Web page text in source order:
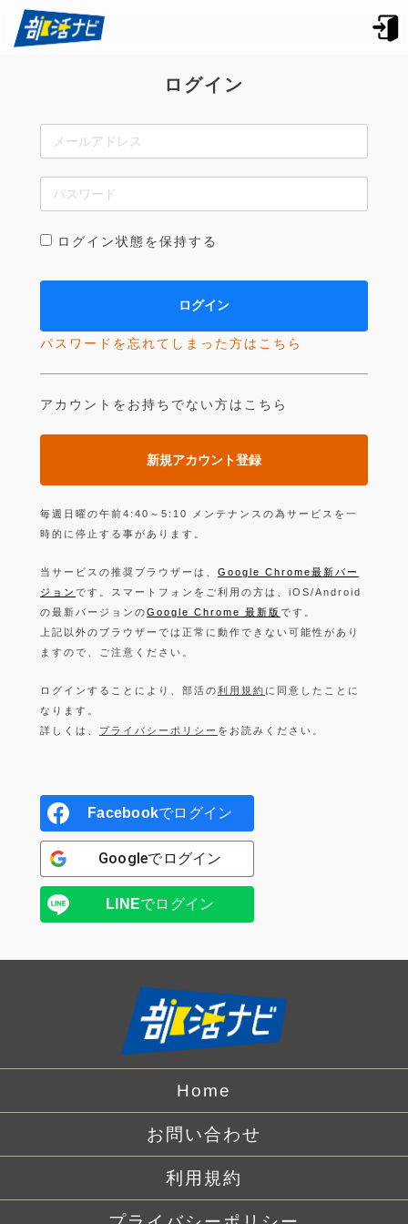
ログイン
ログイン状態を保持する
パスワードを忘れてしまった方はこちら
アカウントをお持ちでない方はこちら
新規アカウント登録
毎週日曜の午前4:40～5:10 メンテナンスの為サービスを一
時的に停止する事があります。
当サービスの推奨ブラウザーは、 Google Chrome最新バー
ジョン です。スマートフォンをご利用の方は、iOS/Android
の最新バージョンのGoogle Chrome 最新版 です。
上記以外のブラウザーでは正常に動作できない可能性があり
ますので、ご注意ください。
ログインすることにより、部活の利用規約 に同意したことに
なります。
詳しくは、 プライバシーポリシー をお読みください。
Facebookでログイン
Googleでログイン
LINEでログイン
Home
お問い合わせ
利用規約